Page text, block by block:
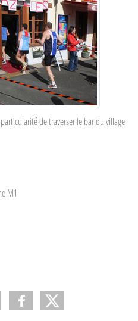
de traverser le bar du village
M1